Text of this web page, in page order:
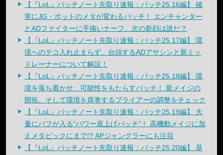
【『LoL』パッチノート先取り速報：パッチ25.16編】 確
実にJG・ボットのメタが変わるパッチ！ エンチャンター
とADファイターに手痛いナーフ。次の新顔は誰だ？
【『LoL』パッチノート先取り速報：パッチ25.17編】 環
境へのテコ入れ止まらず。台頭するADアサシンと新ミッ
ドレーナーについて解説！
【『LoL』パッチノート先取り速報：パッチ25.18編】 環
境を落ち着かせ、可能性をもたらすパッチ！ 新メイジの
開拓、そして環境を席巻するブライアーの調整をチェック
【『LoL』パッチノート先取り速報：パッチ25.19編】 大
量にバフが入る“パワー底上げパッチ”！ 高機動メイジに加
えメタピックにまで!? APジャングラーにも注目
【『LoL』パッチノート先取り速報：パッチ25.20編】 基